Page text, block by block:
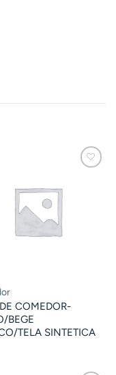
COMEDOR-
BEGE
TELA SINTETICA